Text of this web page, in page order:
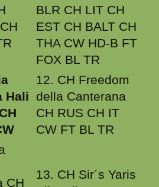
BLR CH LIT CH
EST CH BALT CH
THA CW HD-B FT
FOX BL TR
Hali
12. CH Freedom
della Canterana
CH RUS CH IT
CW FT BL TR
CH
13. CH Sir´s Yaris